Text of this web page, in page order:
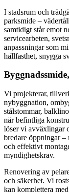
I stadsrum och
parksmide –
samtidigt står emot
servicearbeten,
anpassningar som
hållfasthet, snygga
Vi projekterar,
nybyggnation,
stålstommar,
när befintliga
löser vi avväxlingar
bredare öppningar
och effektivt
myndighetskrav.
Renovering av
och säkerhet. Vi
kan komplettera